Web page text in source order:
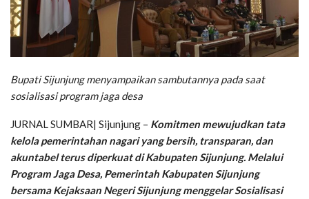
Bupati Sijunjung menyampaikan sambutannya pada saat
sosialisasi program jaga desa
JURNAL SUMBAR| Sijunjung – Komitmen mewujudkan tata
kelola pemerintahan nagari yang bersih, transparan, dan
akuntabel terus diperkuat di Kabupaten Sijunjung. Melalui
Program Jaga Desa, Pemerintah Kabupaten Sijunjung
bersama Kejaksaan Negeri Sijunjung menggelar Sosialisasi